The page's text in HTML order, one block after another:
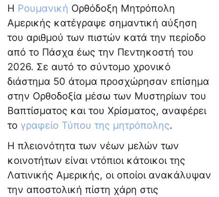
Η Ρουμανική Ορθόδοξη Μητρόπολη
Αμερικής κατέγραψε σημαντική αύξηση
του αριθμού των πιστών κατά την περίοδο
από το Πάσχα έως την Πεντηκοστή του
2026. Σε αυτό το σύντομο χρονικό
διάστημα 50 άτομα προσχώρησαν επίσημα
στην Ορθοδοξία μέσω των Μυστηρίων του
Βαπτίσματος και του Χρίσματος, αναφέρει
το γραφείο Τύπου της μητρόπολης.
Η πλειονότητα των νέων μελών των
κοινοτήτων είναι ντόπιοι κάτοικοι της
Λατινικής Αμερικής, οι οποίοι ανακάλυψαν
την αποστολική πίστη χάρη στις